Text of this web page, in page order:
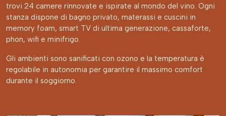
trovi 24 camere rinnovate e ispirate al mondo del vino. Ogni
stanza dispone di bagno privato, materassi e cuscini in
memory foam, smart TV di ultima generazione, cassaforte,
phon, wifi e minifrigo.
Gli ambienti sono sanificati con ozono e la temperatura è
regolabile in autonomia per garantire il massimo comfort
durante il soggiorno.